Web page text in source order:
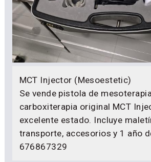
MCT Injector (Mesoestetic)
Se vende pistola de
carboxiterapia original MCT
excelente estado. Incluye
transporte, accesorios y 1 año
676867329